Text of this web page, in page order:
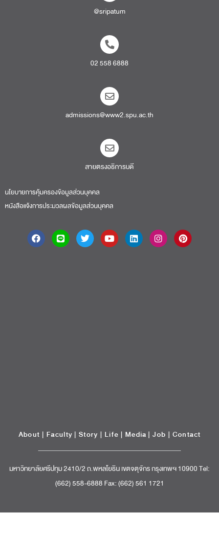
@sripatum
02 558 6888
admissions@www2.spu.ac.th
สายตรงอธิการบดี​
นโยบายการคุ้มครองข้อมูลส่วนบุคคล
หนังสือแจ้งการประมวลผลข้อมูลส่วนบุคคล